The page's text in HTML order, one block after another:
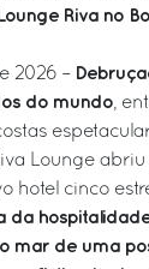
Riva no
2026 –
do mundo ,
Lounge
hotel cinco
da
mar de uma